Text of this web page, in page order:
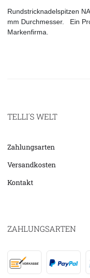
Rundstricknadelspitzen
mm Durchmesser. Ein
Markenfirma.
TELLI´S WELT
Zahlungsarten
Versandkosten
Kontakt
ZAHLUNGSARTEN